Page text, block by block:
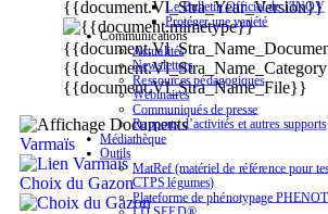
{{document.Vl_Stra_Year_Version}}
{{document.Vl_Stra_Name_File}}
Varmaïs
Choix du Gazon
Le Bulletin Officiel de l’INOV
Protéger une variété
Communications
Actualités
Newsletters
Ressources pédagogiques
Webinaires
Communiqués de presse
Rapports d’activités et autres supports
Médiathèque
Outils
MatRef (matériel de référence pour
CTPS légumes)
Plateforme de phénotypage